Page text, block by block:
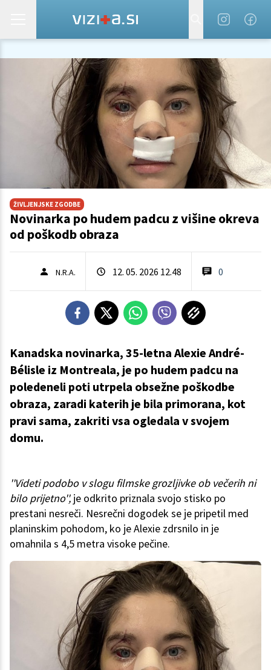
ŽIVLJENJSKE ZGODBE
Novinarka po hudem padcu z višine okreva
od poškodb obraza
N.R.A. 12. 05. 2026 12.48 0
Kanadska novinarka, 35-letna Alexie André-
Bélisle iz Montreala, je po hudem padcu na
poledeneli poti utrpela obsežne poškodbe
obraza, zaradi katerih je bila primorana, kot
pravi sama, zakriti vsa ogledala v svojem
domu.
''Videti podobo v slogu filmske grozljivke ob večerih ni
bilo prijetno'', je odkrito priznala svojo stisko po
prestani nesreči. Nesrečni dogodek se je pripetil med
planinskim pohodom, ko je Alexie zdrsnilo in je
omahnila s 4,5 metra visoke pečine.